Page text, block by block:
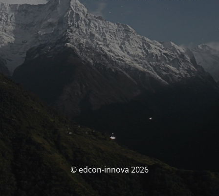
© edcon-innova 2026